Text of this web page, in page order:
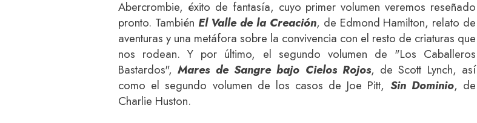
Abercrombie, éxito de fantasía, cuyo primer volumen veremos reseñado
pronto. También El Valle de la Creación, de Edmond Hamilton, relato de
aventuras y una metáfora sobre la convivencia con el resto de criaturas que
nos rodean. Y por último, el segundo volumen de "Los Caballeros
Bastardos",Mares de Sangre bajo Cielos Rojos, de Scott Lynch, así
como el segundo volumen de los casos de Joe Pitt, Sin Dominio, de
Charlie Huston.